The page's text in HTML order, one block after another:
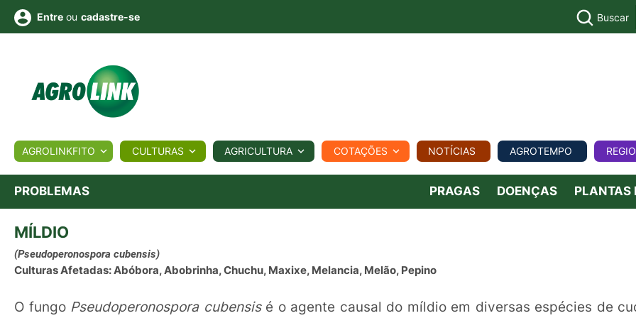
BIOLÓGICOS COTAÇÕES NOTÍCIAS AGROTEMPO REGIONAL COMERCIAL AGROVIAGENS
Conversor
Entre ou cadastre-se Buscar
AGROLINKFITO CULTURAS AGRICULTURA COTAÇÕES NOTÍCIAS AGROTEMPO
PROBLEMAS PRAGAS DOENÇAS PLANTAS
MÍLDIO
(Pseudoperonospora cubensis)
Culturas Afetadas: Abóbora, Abobrinha, Chuchu, Maxixe, Melancia, Melão, Pepino
O fungo Pseudoperonospora cubensis é o agente causal do míldio em diversas espécies de